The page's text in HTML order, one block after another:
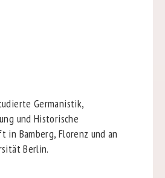
Germanistik,
und Historische
in Bamberg, Florenz und an
Berlin.